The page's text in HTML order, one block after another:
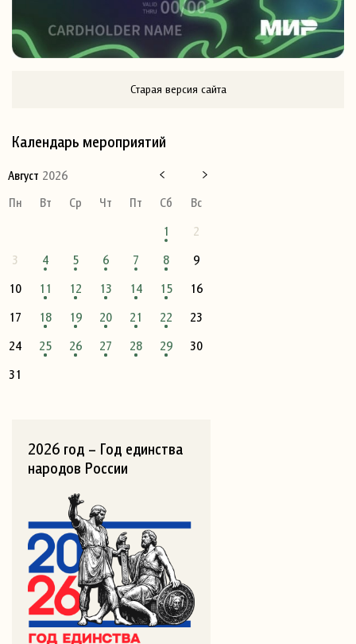
Старая версия сайта
Календарь мероприятий
Август 2026
Пн
Вт Ср Чт Пт Сб
Вс
1
2
3
4 5 6 7 8
9
10
11 12 13 14 15
16
17
18 19 20 21 22
23
24
25 26 27 28 29
30
31
2026 год – Год единства
народов России